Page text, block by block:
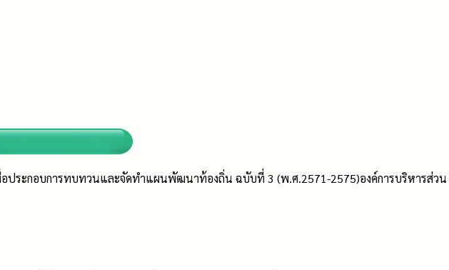
ระกอบการทบทวนและจัดทำแผนพัฒนาท้องถิ่น ฉบับที่ 3 (พ.ศ.2571-2575)องค์การบริหารส่วน